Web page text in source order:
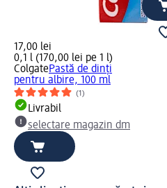
17,00 lei
0,1 l (170,00 lei pe 1 l)
ColgatePastă de dinți
pentru albire, 100 ml
(1)
Livrabil
selectare magazin dm